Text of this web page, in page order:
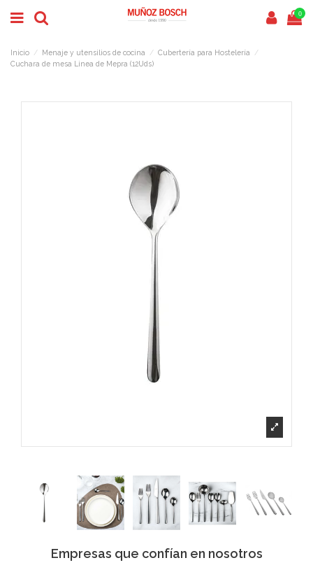
0
Inicio Menaje y utensilios de cocina
Cubertería para Hostelería
Cuchara de mesa Linea de Mepra (12Uds)
Empresas que confían en nosotros